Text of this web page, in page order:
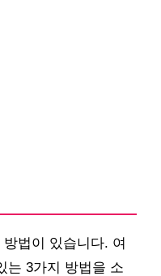
법이 있습니다. 여
는 3가지 방법을 소